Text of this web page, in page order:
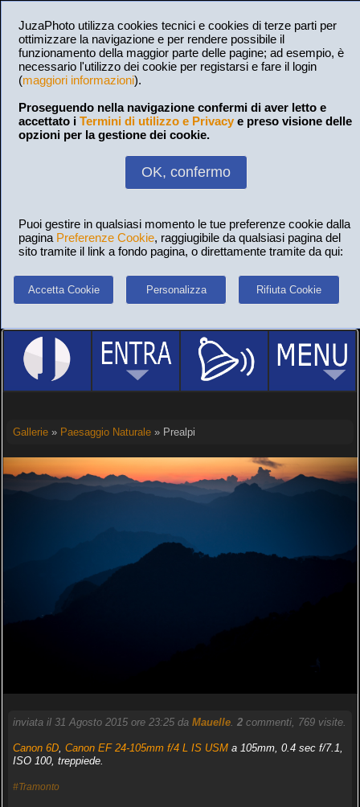
JuzaPhoto utilizza cookies tecnici e cookies di terze parti per
ottimizzare la navigazione e per rendere possibile il
funzionamento della maggior parte delle pagine; ad esempio, è
necessario l'utilizzo dei cookie per registarsi e fare il login
(maggiori informazioni).
Proseguendo nella navigazione confermi di aver letto e
accettato i Termini di utilizzo e Privacy e preso visione delle
opzioni per la gestione dei cookie.
OK, confermo
Puoi gestire in qualsiasi momento le tue preferenze cookie dalla
pagina Preferenze Cookie, raggiugibile da qualsiasi pagina del
sito tramite il link a fondo pagina, o direttamente tramite da qui:
Accetta Cookie Personalizza Rifiuta Cookie
Gallerie» Paesaggio Naturale» Prealpi
inviata il 31 Agosto 2015 ore 23:25 da Mauelle. 2commenti, 769 visite.
Canon 6D, Canon EF 24-105mm f/4 L IS USMa 105mm, 0.4 sec f/7.1,
ISO 100, treppiede.
#Tramonto